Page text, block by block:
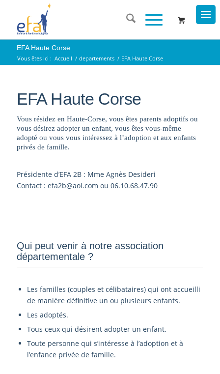
EFA Haute Corse
Vous êtes ici : Accueil / departements / EFA Haute Corse
EFA Haute Corse
Vous résidez en Haute-Corse, vous êtes parents adoptifs ou
vous désirez adopter un enfant, vous êtes vous-même
adopté ou vous vous intéressez à l’adoption et aux enfants
privés de famille.
Présidente d’EFA 2B : Mme Agnès Desideri
Contact : efa2b@aol.com ou 06.10.68.47.90
Qui peut venir à notre association
départementale ?­
Les familles (couples et célibataires) qui ont accueilli
de manière définitive un ou plusieurs enfants.
Les adoptés.
Tous ceux qui désirent adopter un enfant.
Toute personne qui s’intéresse à l’adoption et à
l’enfance privée de famille.